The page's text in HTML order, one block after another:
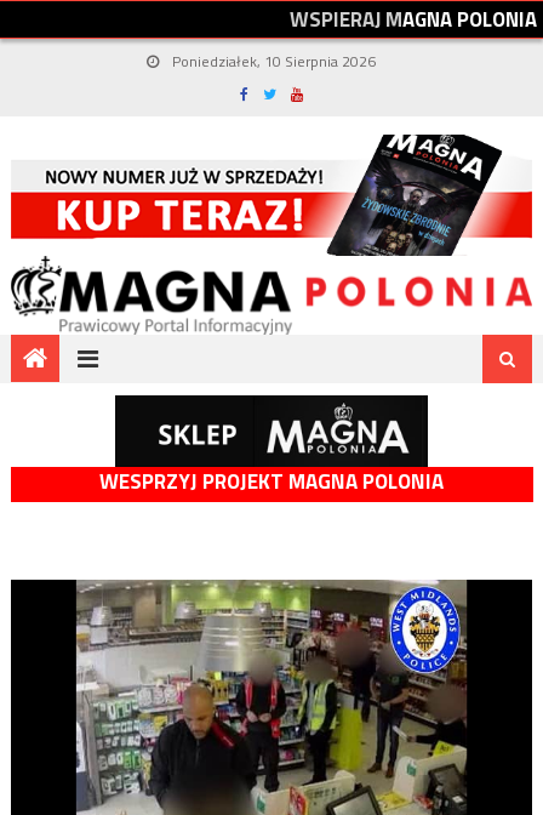
WSPIERAJMAGNAPOLONIA
Poniedziałek, 10 Sierpnia 2026
WESPRZYJ PROJEKT MAGNA POLONIA